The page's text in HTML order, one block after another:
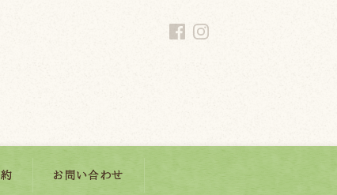
お問い合わせ